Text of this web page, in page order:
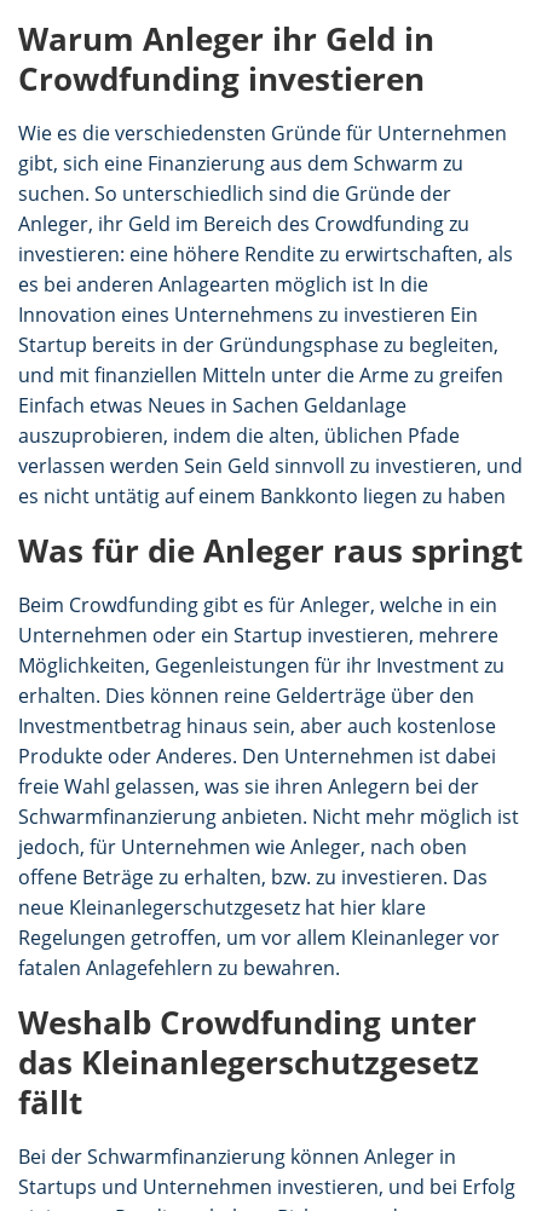
Warum Anleger ihr Geld in
Crowdfunding investieren
Wie es die verschiedensten Gründe für Unternehmen
gibt, sich eine Finanzierung aus dem Schwarm zu
suchen. So unterschiedlich sind die Gründe der
Anleger, ihr Geld im Bereich des Crowdfunding zu
investieren: eine höhere Rendite zu erwirtschaften, als
es bei anderen Anlagearten möglich ist In die
Innovation eines Unternehmens zu investieren Ein
Startup bereits in der Gründungsphase zu begleiten,
und mit finanziellen Mitteln unter die Arme zu greifen
Einfach etwas Neues in Sachen Geldanlage
auszuprobieren, indem die alten, üblichen Pfade
verlassen werden Sein Geld sinnvoll zu investieren, und
es nicht untätig auf einem Bankkonto liegen zu haben
Was für die Anleger raus springt
Beim Crowdfunding gibt es für Anleger, welche in ein
Unternehmen oder ein Startup investieren, mehrere
Möglichkeiten, Gegenleistungen für ihr Investment zu
erhalten. Dies können reine Gelderträge über den
Investmentbetrag hinaus sein, aber auch kostenlose
Produkte oder Anderes. Den Unternehmen ist dabei
freie Wahl gelassen, was sie ihren Anlegern bei der
Schwarmfinanzierung anbieten. Nicht mehr möglich ist
jedoch, für Unternehmen wie Anleger, nach oben
offene Beträge zu erhalten, bzw. zu investieren. Das
neue Kleinanlegerschutzgesetz hat hier klare
Regelungen getroffen, um vor allem Kleinanleger vor
fatalen Anlagefehlern zu bewahren.
Weshalb Crowdfunding unter
das Kleinanlegerschutzgesetz
fällt
Bei der Schwarmfinanzierung können Anleger in
Startups und Unternehmen investieren, und bei Erfolg